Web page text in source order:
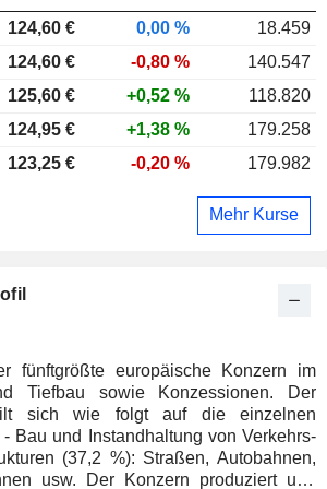
fünftgrößte europäische Konzern im
Tiefbau sowie Konzessionen. Der
sich wie folgt auf die einzelnen
(37,2 %): Straßen, Autobahnen,
usw. Der Konzern produziert und
124,60 € 0,00 %
18.459
124,60 € -0,80 %
140.547
125,60 € +0,52 %
118.820
124,95 € +1,38 %
179.258
123,25 € -0,20 % 179.982
Mehr Kurse